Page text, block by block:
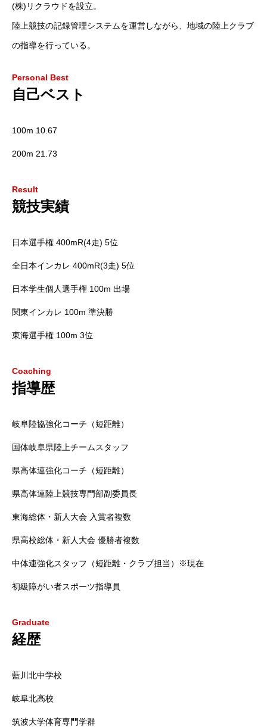
RIXPERTとは
お知らせ
サービス一覧
RIXPERTブログ
RIXPERTを支援する
(株)リクラウドを設立。
陸上競技の記録管理システムを運営しながら、地域の陸上クラブ
の指導を行っている。
Personal Best
自己ベスト
100m 10.67
200m 21.73
Result
競技実績
日本選手権 400mR(4走) 5位
全日本インカレ 400mR(3走) 5位
日本学生個人選手権 100m 出場
関東インカレ 100m 準決勝
東海選手権 100m 3位
Coaching
指導歴
岐阜陸協強化コーチ（短距離）
国体岐阜県陸上チームスタッフ
県高体連強化コーチ（短距離）
県高体連陸上競技専門部副委員長
東海総体・新人大会 入賞者複数
県高校総体・新人大会 優勝者複数
中体連強化スタッフ（短距離・クラブ担当）※現在
初級障がい者スポーツ指導員
Graduate
経歴
藍川北中学校
岐阜北高校
筑波大学体育専門学群